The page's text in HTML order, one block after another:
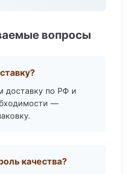
вопросы
доставку по РФ и
—
качества?